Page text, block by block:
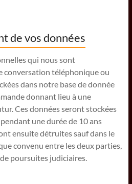
de vos données
qui nous sont
conversation téléphonique ou
dans notre base de donnée
donnant lieu à une
Ces données seront stockées
une durée de 10 ans
ensuite détruites sauf dans le
convenu entre les deux parties,
poursuites judiciaires.